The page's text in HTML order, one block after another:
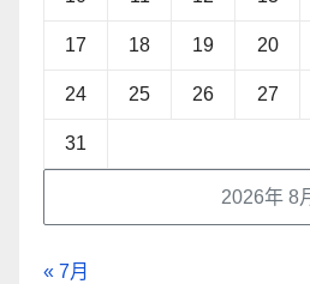
2026年 8
17 18 19 20
24 25 26 27
31
« 7月